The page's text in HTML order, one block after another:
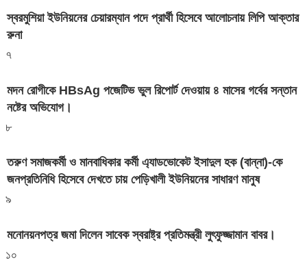
স্বরমুশিয়া ইউনিয়নের চেয়ারম্যান পদে প্রার্থী হিসেবে আলোচনায় লিপি আক্তার
রুনা
৭
মদন রোগীকে HBsAg পজেটিভ ভুল রিপোর্ট দেওয়ায় ৪ মাসের গর্বের সন্তান
নষ্টের অভিযোগ।
৮
তরুণ সমাজকর্মী ও মানবাধিকার কর্মী এ্যাডভোকেট ইসাদুল হক (বান্না)-কে
জনপ্রতিনিধি হিসেবে দেখতে চায় পেড়িখালী ইউনিয়নের সাধারণ মানুষ
৯
মনোনয়নপত্র জমা দিলেন সাবেক স্বরাষ্ট্র প্রতিমন্ত্রী লুৎফুজ্জামান বাবর।
১০